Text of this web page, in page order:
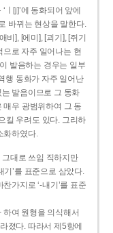
ㅣ[j]’에 동화되어 앞에
바뀌는 현상을 말한다.
비], [에미], [괴기], [쥐기
으로 자주 일어나는 현
발음하는 경우는 일부
행 동화가 자주 일어난
발음이므로 그 동화
매우 광범위하여 그 동
킬 우려도 있다. 그리하
화하였다.
그대로 쓰임 직하지만
기’를 표준으로 삼았다.
가지로 ‘-내기’를 표준
하여 원형을 의식해서
졌다. 따라서 제5항에